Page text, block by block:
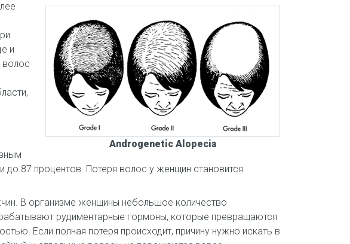
Androgenetic Alopecia
и
волос
87 процентов. Потеря волос у женщин становится
В организме женщины небольшое количество
рудиментарные гормоны, которые превращаются
Если полная потеря происходит, причину нужно искать в